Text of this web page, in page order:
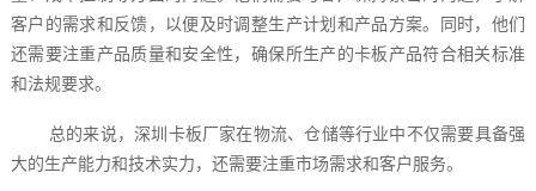
客户的需求和反馈，以便及时调整生产计划和产品方案。同时，他们
还需要注重产品质量和安全性，确保所生产的卡板产品符合相关标准
和法规要求。
总的来说，深圳卡板厂家在物流、仓储等行业中不仅需要具备强
大的生产能力和技术实力，还需要注重市场需求和客户服务。‍